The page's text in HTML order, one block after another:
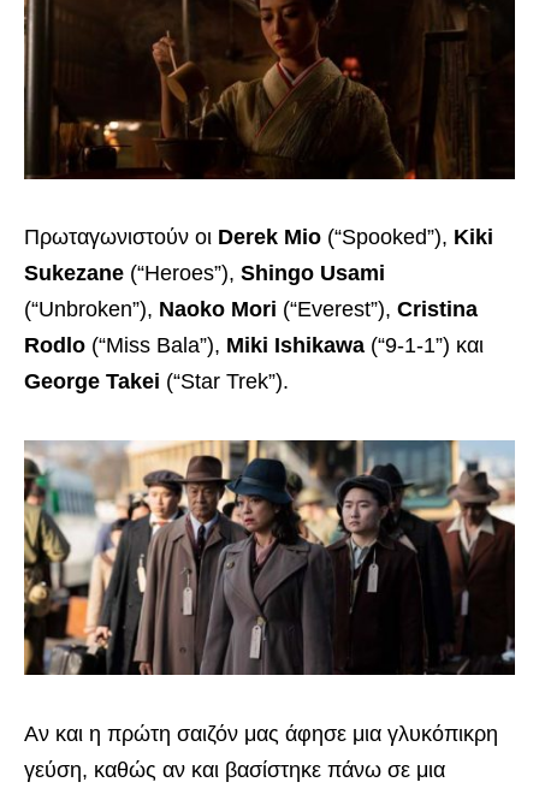
Πρωταγωνιστούν οι Derek Mio (“Spooked”), Kiki
Sukezane (“Heroes”), Shingo Usami
(“Unbroken”), Naoko Mori (“Everest”), Cristina
Rodlo (“Miss Bala”), Miki Ishikawa (“9-1-1”) και
George Takei (“Star Trek”).
Αν και η πρώτη σαιζόν μας άφησε μια γλυκόπικρη
γεύση, καθώς αν και βασίστηκε πάνω σε μια